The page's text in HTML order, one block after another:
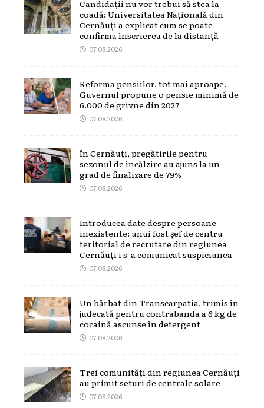
Candidații nu vor trebui să stea la
coadă: Universitatea Națională din
Cernăuți a explicat cum se poate
confirma înscrierea de la distanță
07.08.2026
Reforma pensiilor, tot mai aproape.
Guvernul propune o pensie minimă de
6.000 de grivne din 2027
07.08.2026
În Cernăuți, pregătirile pentru
sezonul de încălzire au ajuns la un
grad de finalizare de 79%
07.08.2026
Introducea date despre persoane
inexistente: unui fost șef de centru
teritorial de recrutare din regiunea
Cernăuți i s-a comunicat suspiciunea
07.08.2026
Un bărbat din Transcarpatia, trimis în
judecată pentru contrabanda a 6 kg de
cocaină ascunse în detergent
07.08.2026
Trei comunități din regiunea Cernăuți
au primit seturi de centrale solare
07.08.2026